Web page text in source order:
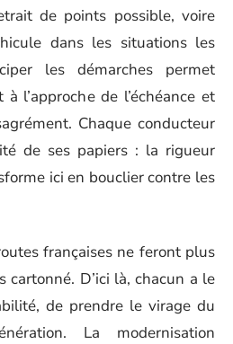
de points possible, voire
dans les situations les
les démarches permet
à l’approche de l’échéance et
Chaque conducteur
de ses papiers : la rigueur
ici en bouclier contre les
françaises ne feront plus
cartonné. D’ici là, chacun a le
de prendre le virage du
La modernisation